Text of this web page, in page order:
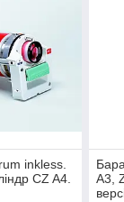
inkless.
CZ A4.
A3,